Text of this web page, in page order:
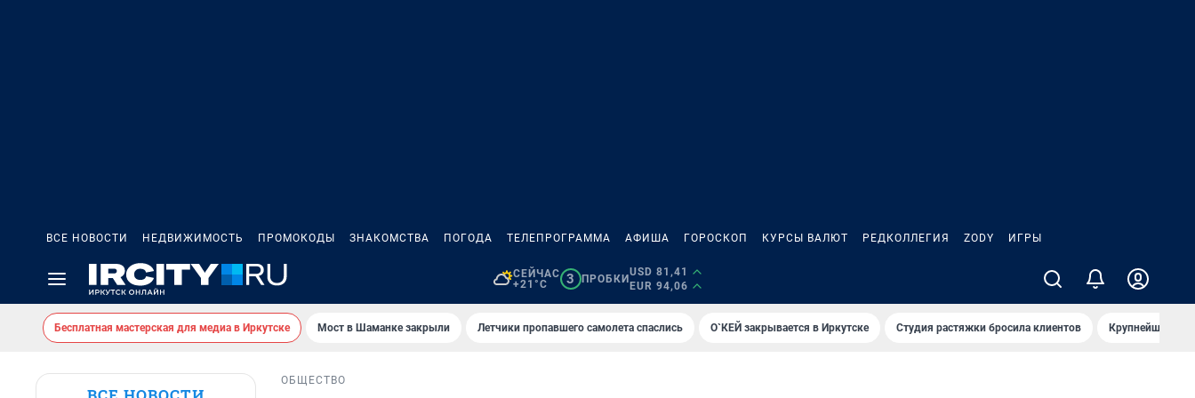
ВСЕ НОВОСТИ НЕДВИЖИМОСТЬ ПРОМОКОДЫ ЗНАКОМСТВА ПОГОДА ТЕЛЕПРОГРАММА АФИША ГОРОСКОП КУРСЫ ВАЛЮТ РЕДКОЛЛЕГИЯ ZODY ИГРЫ
СЕЙЧАС
+21°C
3 ПРОБКИ
USD 81,41
EUR 94,06
Бесплатная мастерская для медиа в Иркутске Мост в Шаманке закрыли Летчики пропавшего самолета спаслись О`КЕЙ закрывается в Иркутске Студия растяжки бросила клиентов Крупнейшие
ОБЩЕСТВО